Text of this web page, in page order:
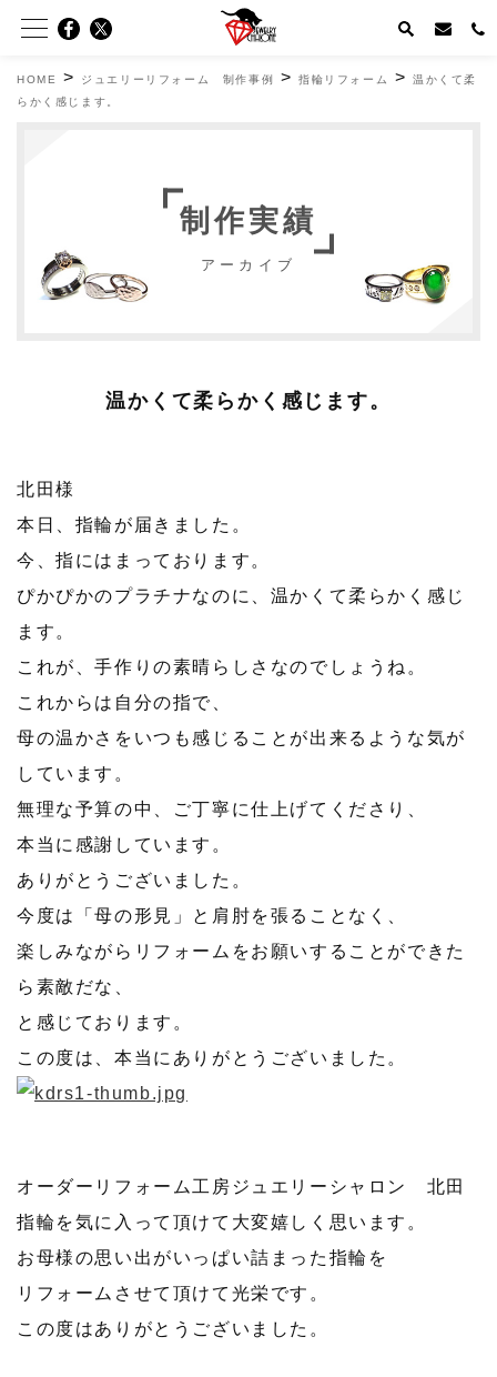
HOME > ジュエリーリフォーム 制作事例 >指輪リフォーム >温かくて柔
らかく感じます。
制作実績
アーカイブ
温かくて柔らかく感じます。
北田様
本日、指輪が届きました。
今、指にはまっております。
ぴかぴかのプラチナなのに、温かくて柔らかく感じ
ます。
これが、手作りの素晴らしさなのでしょうね。
これからは自分の指で、
母の温かさをいつも感じることが出来るような気が
しています。
無理な予算の中、ご丁寧に仕上げてくださり、
本当に感謝しています。
ありがとうございました。
今度は「母の形見」と肩肘を張ることなく、
楽しみながらリフォームをお願いすることができた
ら素敵だな、
と感じております。
この度は、本当にありがとうございました。
オーダーリフォーム工房ジュエリーシャロン 北田
指輪を気に入って頂けて大変嬉しく思います。
お母様の思い出がいっぱい詰まった指輪を
リフォームさせて頂けて光栄です。
この度はありがとうございました。